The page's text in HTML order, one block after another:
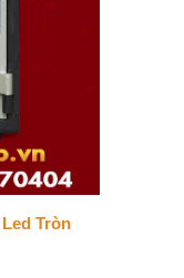
Tròn